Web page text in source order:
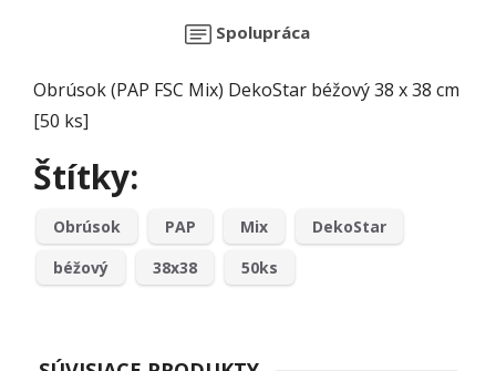
Spolupráca
Obrúsok (PAP FSC Mix) DekoStar béžový 38 x 38 cm
[50 ks]
Štítky:
Obrúsok PAP Mix
DekoStar
béžový
38x38 50ks